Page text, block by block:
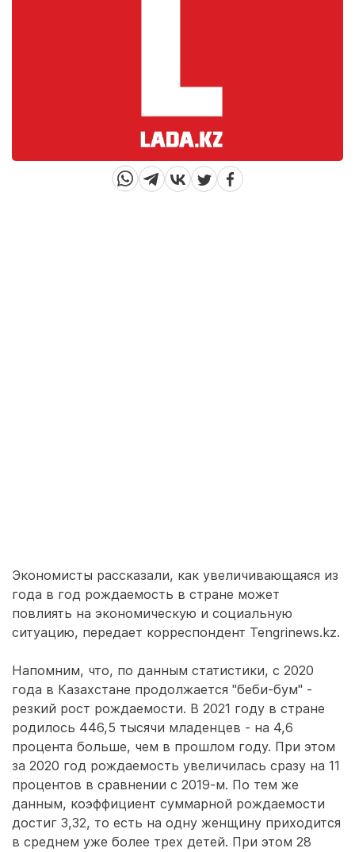
Экономисты рассказали, как увеличивающаяся из
года в год рождаемость в стране может
повлиять на экономическую и социальную
ситуацию, передает корреспондент Tengrinews.kz.
Напомним, что, по данным статистики, с 2020
года в Казахстане продолжается "беби-бум" -
резкий рост рождаемости. В 2021 году в стране
родилось 446,5 тысячи младенцев - на 4,6
процента больше, чем в прошлом году. При этом
за 2020 год рождаемость увеличилась сразу на 11
процентов в сравнении с 2019-м. По тем же
данным, коэффициент суммарной рождаемости
достиг 3,32, то есть на одну женщину приходится
в среднем уже более трех детей. При этом 28